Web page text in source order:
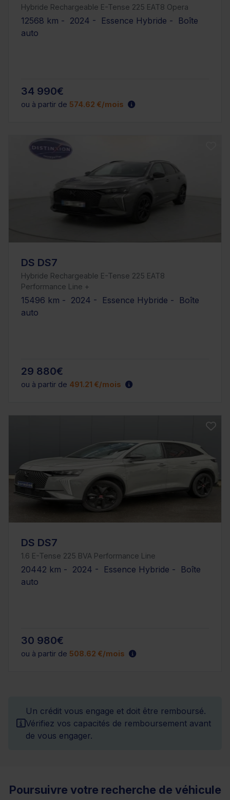
Hybride Rechargeable E-Tense 225 EAT8 Opera
12568 km - 2024 - Essence Hybride - Boîte
auto
34 990€
ou à partir de 574.62 €/mois
DS DS7
Hybride Rechargeable E-Tense 225 EAT8
Performance Line +
15496 km - 2024 - Essence Hybride - Boîte
auto
29 880€
ou à partir de 491.21 €/mois
DS DS7
1.6 E-Tense 225 BVA Performance Line
20442 km - 2024 - Essence Hybride - Boîte
auto
30 980€
ou à partir de 508.62 €/mois
Un crédit vous engage et doit être remboursé.
Vérifiez vos capacités de remboursement avant
de vous engager.
Poursuivre votre recherche de véhicule